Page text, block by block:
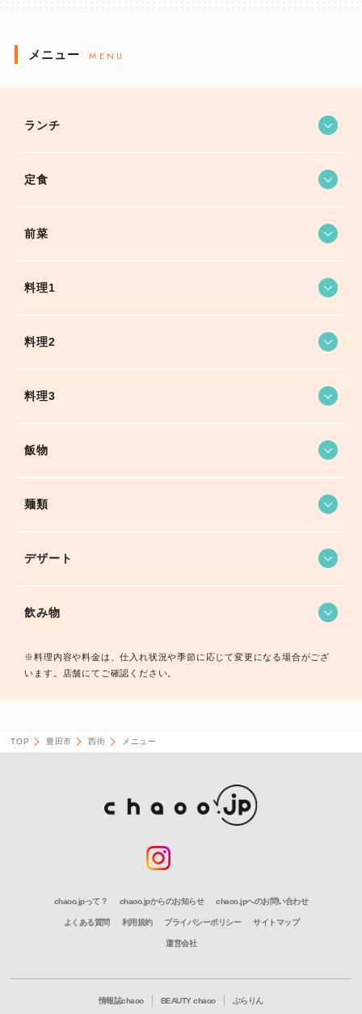
メニュー MENU
ランチ
定食
前菜
料理1
料理2
料理3
飯物
麺類
デザート
飲み物
※料理内容や料金は、仕入れ状況や季節に応じて変更になる場合がござ
います。店舗にてご確認ください。
TOP 豊田市 西街 メニュー
chaoo.jpって？ chaoo.jpからのお知らせ chaoo.jpへのお問い合わせ
よくある質問 利用規約 プライバシーポリシー サイトマップ
運営会社
情報誌chaoo BEAUTY chaoo ぶらりん